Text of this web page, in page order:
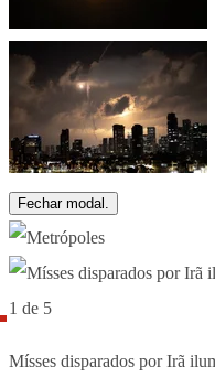
Fechar modal.
1 de 5
Mísses disparados por Irã